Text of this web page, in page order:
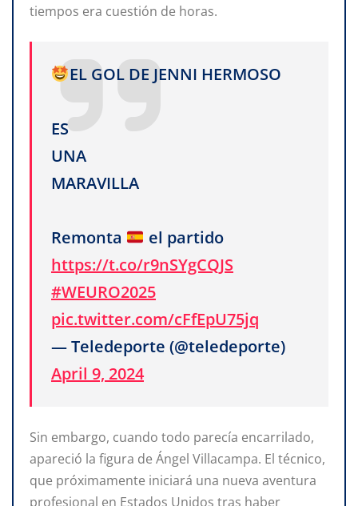
tiempos era cuestión de horas.
EL GOL DE JENNI HERMOSO
ES
UNA
MARAVILLA
Remonta
el partido
https://t.co/r9nSYgCQJS
#WEURO2025
pic.twitter.com/cFfEpU75jq
— Teledeporte (@teledeporte)
April 9, 2024
Sin embargo, cuando todo parecía encarrilado,
apareció la figura de Ángel Villacampa. El técnico,
que próximamente iniciará una nueva aventura
profesional en Estados Unidos tras haber